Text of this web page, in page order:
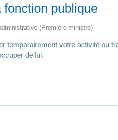
publique
(Première ministre)
votre activité ou
de lui.